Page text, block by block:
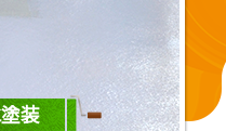
きました～
装